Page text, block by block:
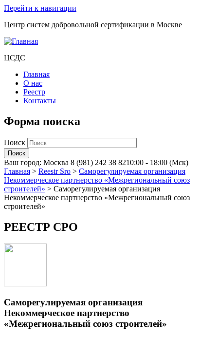
Перейти к навигации
Центр систем добровольной сертификации в Москве
ЦСДС
Главная
О нас
Реестр
Контакты
Форма поиска
Поиск
Ваш город: Москва 8 (981) 242 38 8210:00 - 18:00 (Мск)
Главная > Reestr Sro > Саморегулируемая организация
Некоммерческое партнерство «Межрегиональный союз
строителей» > Саморегулируемая организация
Некоммерческое партнерство «Межрегиональный союз
строителей»
РЕЕСТР СРО
Саморегулируемая организация
Некоммерческое партнерство
«Межрегиональный союз строителей»